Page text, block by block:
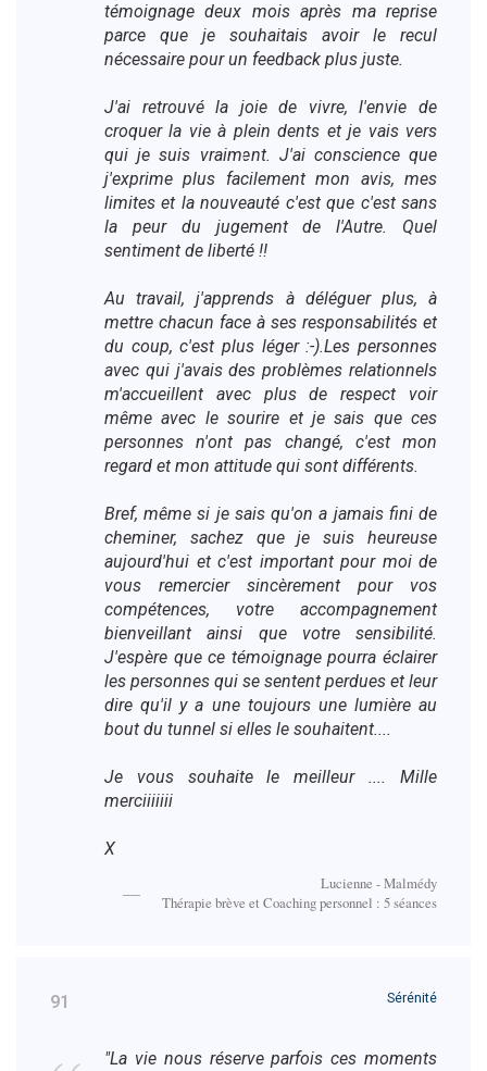
témoignage deux mois après ma reprise
parce que je souhaitais avoir le recul
nécessaire pour un feedback plus juste.
J'ai retrouvé la joie de vivre, l'envie de
croquer la vie à plein dents et je vais vers
qui je suis vraiment. J'ai conscience que
j'exprime plus facilement mon avis, mes
limites et la nouveauté c'est que c'est sans
la peur du jugement de l'Autre. Quel
sentiment de liberté !!
Au travail, j'apprends à déléguer plus, à
mettre chacun face à ses responsabilités et
du coup, c'est plus léger :-).Les personnes
avec qui j'avais des problèmes relationnels
m'accueillent avec plus de respect voir
même avec le sourire et je sais que ces
personnes n'ont pas changé, c'est mon
regard et mon attitude qui sont différents.
Bref, même si je sais qu'on a jamais fini de
cheminer, sachez que je suis heureuse
aujourd'hui et c'est important pour moi de
vous remercier sincèrement pour vos
compétences, votre accompagnement
bienveillant ainsi que votre sensibilité.
J'espère que ce témoignage pourra éclairer
les personnes qui se sentent perdues et leur
dire qu'il y a une toujours une lumière au
bout du tunnel si elles le souhaitent....
Je vous souhaite le meilleur .... Mille
merciiiiiii
X
Lucienne - Malmédy
Thérapie brève et Coaching personnel : 5 séances
91 Sérénité
"La vie nous réserve parfois ces moments